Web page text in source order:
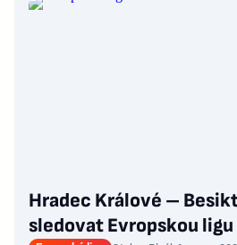
Hradec Králové –
sledovat Evropskou